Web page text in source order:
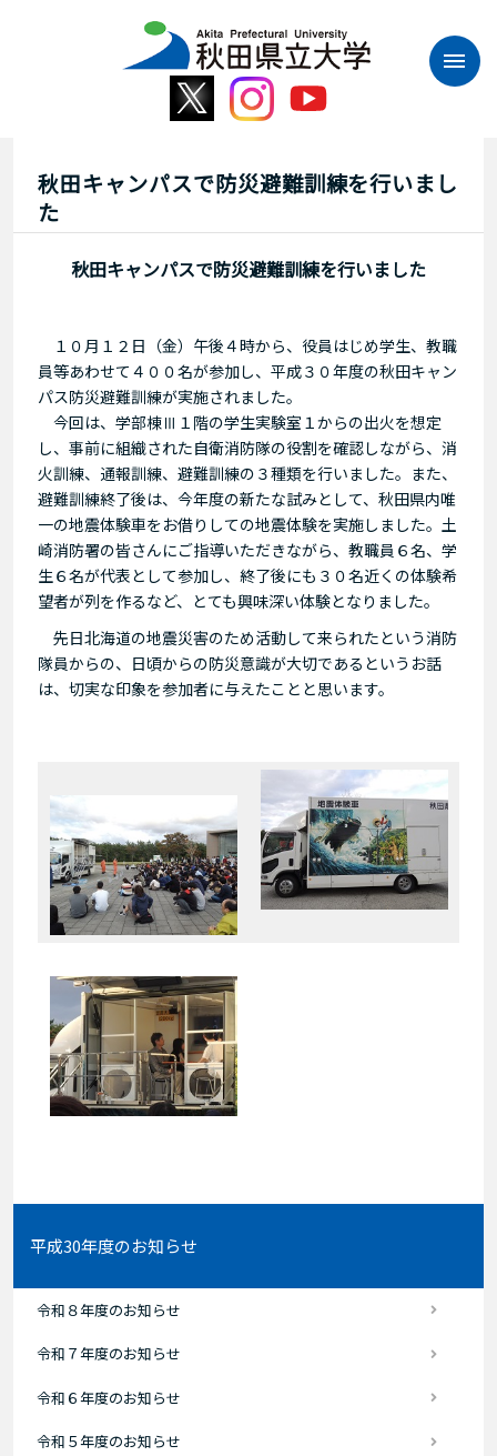
秋田キャンパスで防災避難訓練を行いまし
た
秋田キャンパスで防災避難訓練を行いました
１０月１２日（金）午後４時から、役員はじめ学生、教職
員等あわせて４００名が参加し、平成３０年度の秋田キャン
パス防災避難訓練が実施されました。
今回は、学部棟Ⅲ１階の学生実験室１からの出火を想定
し、事前に組織された自衛消防隊の役割を確認しながら、消
火訓練、通報訓練、避難訓練の３種類を行いました。また、
避難訓練終了後は、今年度の新たな試みとして、秋田県内唯
一の地震体験車をお借りしての地震体験を実施しました。土
崎消防署の皆さんにご指導いただきながら、教職員６名、学
生６名が代表として参加し、終了後にも３０名近くの体験希
望者が列を作るなど、とても興味深い体験となりました。
先日北海道の地震災害のため活動して来られたという消防
隊員からの、日頃からの防災意識が大切であるというお話
は、切実な印象を参加者に与えたことと思います。
平成30年度のお知らせ
令和８年度のお知らせ
令和７年度のお知らせ
令和６年度のお知らせ
令和５年度のお知らせ